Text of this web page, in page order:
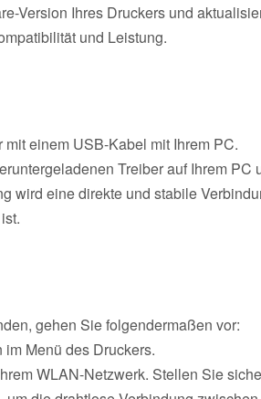
Version Ihres Druckers und
und Leistung.
einem USB-Kabel mit Ihrem PC.
Treiber auf Ihrem
wird eine direkte und stabile
gehen Sie folgendermaßen vor:
Menü des Druckers.
WLAN-Netzwerk. Stellen Sie